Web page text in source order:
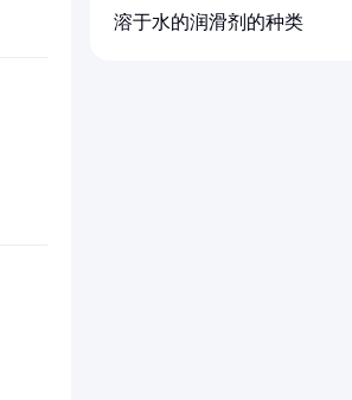
溶于水的润滑剂的种类